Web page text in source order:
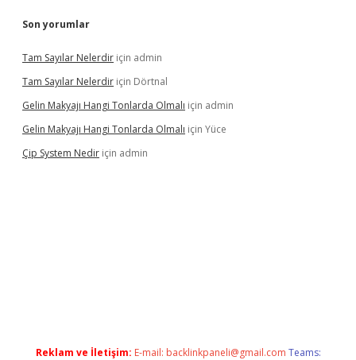
Son yorumlar
Tam Sayılar Nelerdir için admin
Tam Sayılar Nelerdir için Dörtnal
Gelin Makyajı Hangi Tonlarda Olmalı için admin
Gelin Makyajı Hangi Tonlarda Olmalı için Yüce
Çip System Nedir için admin
Reklam ve İletişim: E-mail: backlinkpaneli@gmail.com Teams: